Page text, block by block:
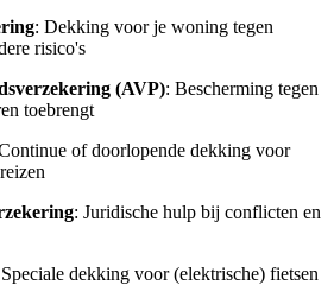
: Dekking voor je woning tegen
risico's
(AVP): Bescherming tegen
toebrengt
of doorlopende dekking voor
: Juridische hulp bij conflicten en
dekking voor (elektrische) fietsen